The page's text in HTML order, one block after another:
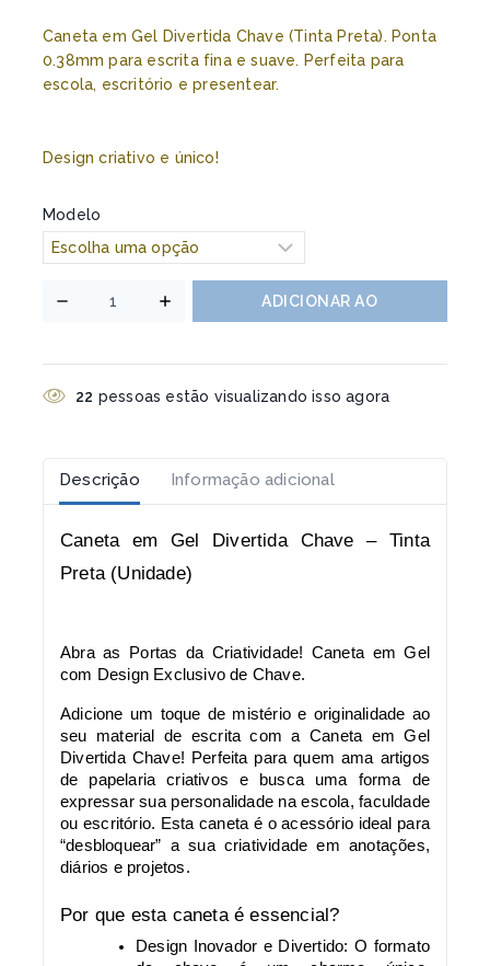
Caneta em Gel Divertida Chave (Tinta Preta). Ponta
0.38mm para escrita fina e suave. Perfeita para
escola, escritório e presentear.
Design criativo e único!
Modelo
ADICIONAR AO
22 pessoas estão visualizando isso agora
Descrição Informação adicional
Caneta em Gel Divertida Chave – Tinta
Preta (Unidade)
Abra as Portas da Criatividade! Caneta em Gel
com Design Exclusivo de Chave.
Adicione um toque de mistério e originalidade ao
seu material de escrita com a Caneta em Gel
Divertida Chave! Perfeita para quem ama artigos
de papelaria criativos e busca uma forma de
expressar sua personalidade na escola, faculdade
ou escritório. Esta caneta é o acessório ideal para
“desbloquear” a sua criatividade em anotações,
diários e projetos.
Por que esta caneta é essencial?
Design Inovador e Divertido: O formato